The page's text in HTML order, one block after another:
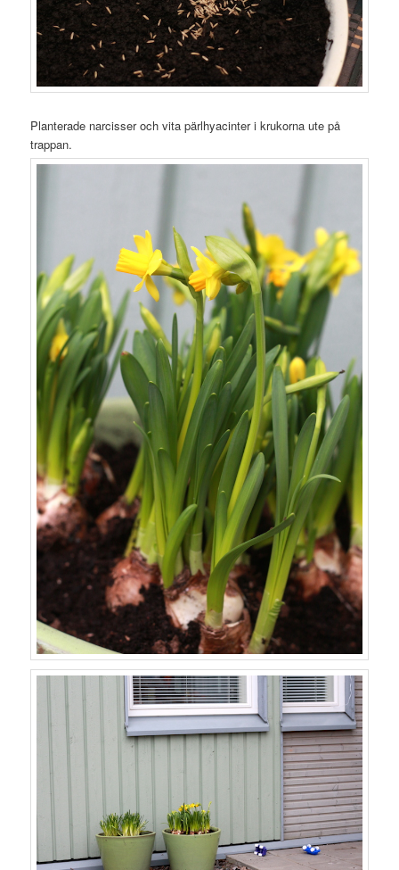
Planterade narcisser och vita pärlhyacinter i krukorna ute på
trappan.